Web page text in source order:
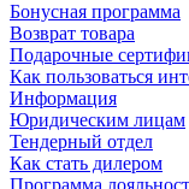
Бонусная программа
Возврат товара
Подарочные
Как пользоваться
Информация
Юридическим лицам
Тендерный отдел
Как стать дилером
Программа